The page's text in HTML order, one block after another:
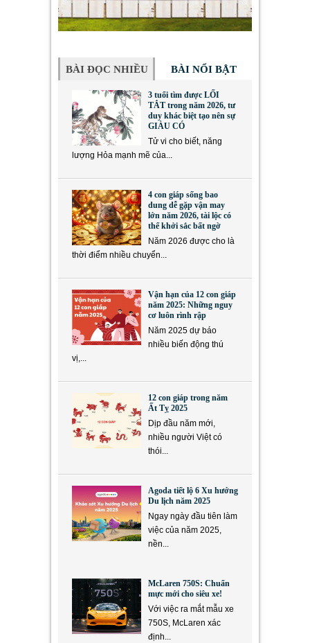
BÀI ĐỌC NHIỀU BÀI NỔI BẬT
3 tuổi tìm được LỐI
TẮT trong năm 2026, tư
duy khác biệt tạo nên sự
GIÀU CÓ
Tử vi cho biết, năng
lượng Hỏa mạnh mẽ của...
4 con giáp sống bao
dung dễ gặp vận may
lớn năm 2026, tài lộc có
thể khởi sắc bất ngờ
Năm 2026 được cho là
thời điểm nhiều chuyển...
Vận hạn của 12 con giáp
năm 2025: Những nguy
cơ luôn rình rập
Năm 2025 dự báo
nhiều biến động thú
vị,...
12 con giáp trong năm
Ất Tỵ 2025
Dịp đầu năm mới,
nhiều người Việt có
thói...
Agoda tiết lộ 6 Xu hướng
Du lịch năm 2025
Ngay ngày đầu tiên làm
việc của năm 2025,
nền...
McLaren 750S: Chuẩn
mực mới cho siêu xe!
Với việc ra mắt mẫu xe
750S, McLaren xác
định...